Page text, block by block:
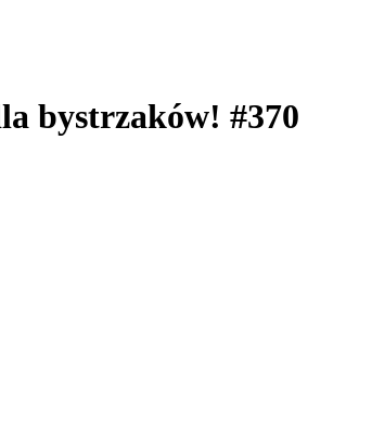
bystrzaków! #370